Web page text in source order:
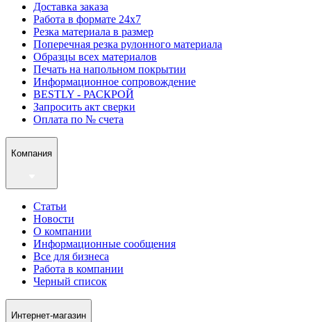
Доставка заказа
Работа в формате 24х7
Резка материала в размер
Поперечная резка рулонного материала
Образцы всех материалов
Печать на напольном покрытии
Информационное сопровождение
BESTLY - РАСКРОЙ
Запросить акт сверки
Оплата по № счета
Компания
Статьи
Новости
О компании
Информационные сообщения
Все для бизнеса
Работа в компании
Черный список
Интернет-магазин